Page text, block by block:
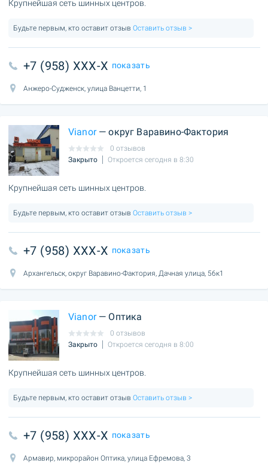
Крупнейшая сеть шинных центров.
Будьте первым, кто оставит отзыв Оставить отзыв >
+7 (958) XXX-X показать
Анжеро-Судженск, улица Ванцетти, 1
Vianor— округ Варавино-Фактория
0 отзывов
Закрыто
Откроется сегодня в 8:30
Крупнейшая сеть шинных центров.
Будьте первым, кто оставит отзыв Оставить отзыв >
+7 (958) XXX-X показать
Архангельск, округ Варавино-Фактория, Дачная улица, 56к1
Vianor— Оптика
0 отзывов
Закрыто
Откроется сегодня в 8:00
Крупнейшая сеть шинных центров.
Будьте первым, кто оставит отзыв Оставить отзыв >
+7 (958) XXX-X показать
Армавир, микрорайон Оптика, улица Ефремова, 3